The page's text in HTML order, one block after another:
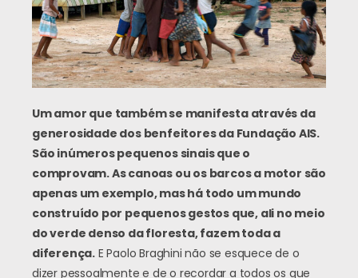
Um amor que também se manifesta através da
generosidade dos benfeitores da Fundação AIS.
São inúmeros pequenos sinais que o
comprovam. As canoas ou os barcos a motor são
apenas um exemplo, mas há todo um mundo
construído por pequenos gestos que, ali no meio
do verde denso da floresta, fazem toda a
diferença. E Paolo Braghini não se esquece de o
dizer pessoalmente e de o recordar a todos os que